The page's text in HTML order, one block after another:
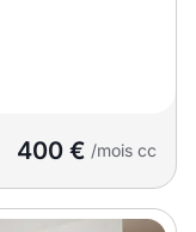
400 € /mois cc